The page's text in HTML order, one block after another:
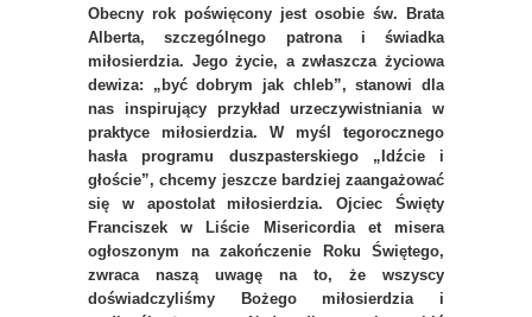
Obecny rok poświęcony jest osobie św. Brata
Alberta, szczególnego patrona i świadka
miłosierdzia. Jego życie, a zwłaszcza życiowa
dewiza: „być dobrym jak chleb”, stanowi dla
nas inspirujący przykład urzeczywistniania w
praktyce miłosierdzia. W myśl tegorocznego
hasła programu duszpasterskiego „Idźcie i
głoście”, chcemy jeszcze bardziej zaangażować
się w apostolat miłosierdzia. Ojciec Święty
Franciszek w Liście Misericordia et misera
ogłoszonym na zakończenie Roku Świętego,
zwraca naszą uwagę na to, że wszyscy
doświadczyliśmy Bożego miłosierdzia i